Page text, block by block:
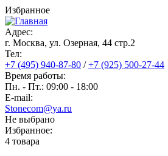
Перейти
к
основному
содержанию
Избранное
Адрес:
г. Москва, ул. Озерная, 44 cтр.2
Тел:
+7 (495) 940-87-80 /+7 (925) 500-27-44
Время работы:
Пн. - Пт.: 09:00 - 18:00
E-mail:
Stonecom@ya.ru
Не выбрано
Избранное:
4 товара